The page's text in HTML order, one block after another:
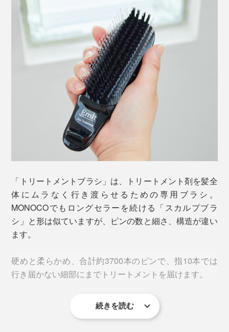
ング」。キューティクルを整えつつ、浸透力を高めてい
るそう。
このサロンの手技を再現するのが、「トリートメントブ
ラシ」。不器用でもズボラでも、簡単に同等の効果が期
る、折り紙付きのブラシです。
「トリートメントブラシ」を使用したほうが、髪の水分
量が多くなり、光沢度もアップしていることが分かって
「トリートメントブラシ」は、トリートメント剤を髪全
体にムラなく行き渡らせるための専用ブラシ。
MONOCOでもロングセラーを続ける「スカルプブラ
シ」と形は似ていますが、ピンの数と細さ、構造が違い
ます。
硬めと柔らかめ、合計約3700本のピンで、指10本では
行き届かない細部にまでトリートメントを届けます。
続きを読む